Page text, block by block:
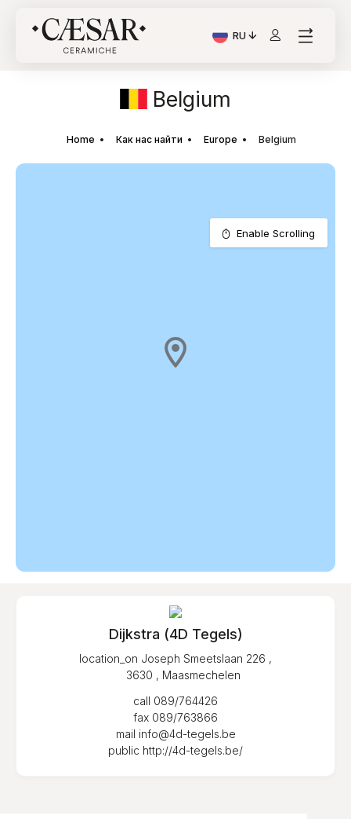
RU
Текущий язык: Italiano
Belgium
Home Как нас найти Europe Belgium
Enable Scrolling
Dijkstra (4D Tegels)
location_on Joseph Smeetslaan 226 ,
3630 , Maasmechelen
call 089/764426
fax 089/763866
mail info@4d-tegels.be
public http://4d-tegels.be/